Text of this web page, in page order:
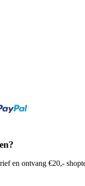
en ontvang €20,-